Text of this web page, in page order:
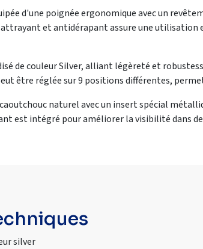
d'une poignée ergonomique avec un
et antidérapant assure une utilisation
de couleur Silver, alliant légèreté et
être réglée sur 9 positions différentes,
naturel avec un insert spécial
est intégré pour améliorer la visibilité dans
silver